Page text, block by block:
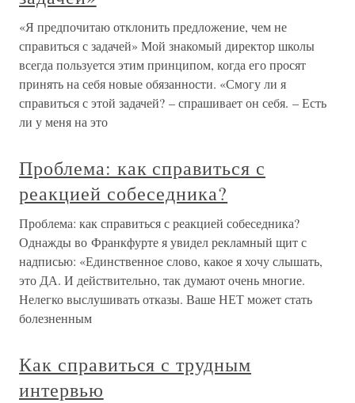
«Я предпочитаю отклонить предложение, чем не
справиться с задачей» Мой знакомый директор школы
всегда пользуется этим принципом, когда его просят
принять на себя новые обязанности. «Смогу ли я
справиться с этой задачей? – спрашивает он себя. – Есть
ли у меня на это
Проблема: как справиться с
реакцией собеседника?
Проблема: как справиться с реакцией собеседника?
Однажды во Франкфурте я увидел рекламный щит с
надписью: «Единственное слово, какое я хочу слышать,
это ДА. И действительно, так думают очень многие.
Нелегко выслушивать отказы. Ваше НЕТ может стать
болезненным
Как справиться с трудным
интервью